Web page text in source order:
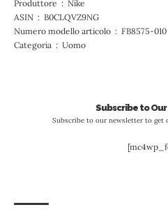
Produttore ‏ : ‎ Nike
ASIN ‏ : ‎ B0CLQVZ9NG
Numero modello articolo ‏ : ‎ FB8575-010
Categoria ‏ : ‎ Uomo
Subscribe to
Subscribe to our newsletter to get